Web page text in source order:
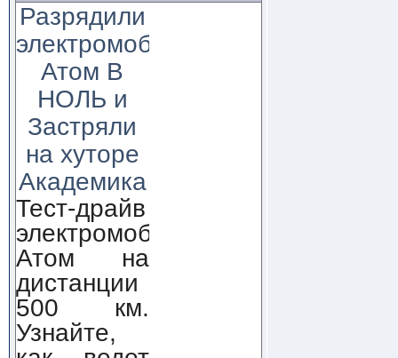
Разрядили
электромобиль
Атом В
НОЛЬ и
Застряли
на хуторе
Академика
Тест-драйв
электромобиля
Атом на
дистанции
500 км.
Узнайте,